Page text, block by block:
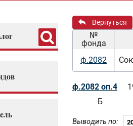
Вернуться
№
фонда
ф.2082
ф.2082 оп.4
Б
Выводить по: